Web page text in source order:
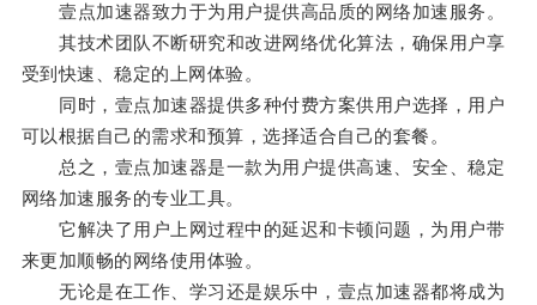
壹点加速器致力于为用户提供高品质的网络加速服务。
其技术团队不断研究和改进网络优化算法，确保用户享
受到快速、稳定的上网体验。
同时，壹点加速器提供多种付费方案供用户选择，用户
可以根据自己的需求和预算，选择适合自己的套餐。
总之，壹点加速器是一款为用户提供高速、安全、稳定
网络加速服务的专业工具。
它解决了用户上网过程中的延迟和卡顿问题，为用户带
来更加顺畅的网络使用体验。
无论是在工作、学习还是娱乐中，壹点加速器都将成为